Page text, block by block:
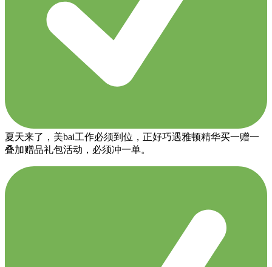
夏天来了，美bai工作必须到位，正好巧遇雅顿精华买一赠一
叠加赠品礼包活动，必须冲一单。